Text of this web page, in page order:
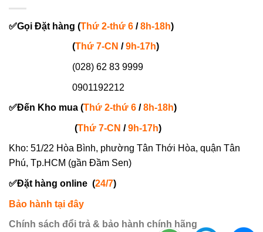
✅Gọi Đặt hàng (Thứ 2-thứ 6 /8h-18h)
(Thứ 7-CN /9h-17h)
(028) 62 83 9999
0901192212
✅Đến Kho mua (Thứ 2-thứ 6 /8h-18h)
(Thứ 7-CN /9h-17h)
Kho: 51/22 Hòa Bình, phường Tân Thới Hòa, quận Tân
Phú, Tp.HCM (gần Đầm Sen)
✅Đặt hàng online (24/7)
Bảo hành tại đây
Chính sách đổi trả & bảo hành chính hãng